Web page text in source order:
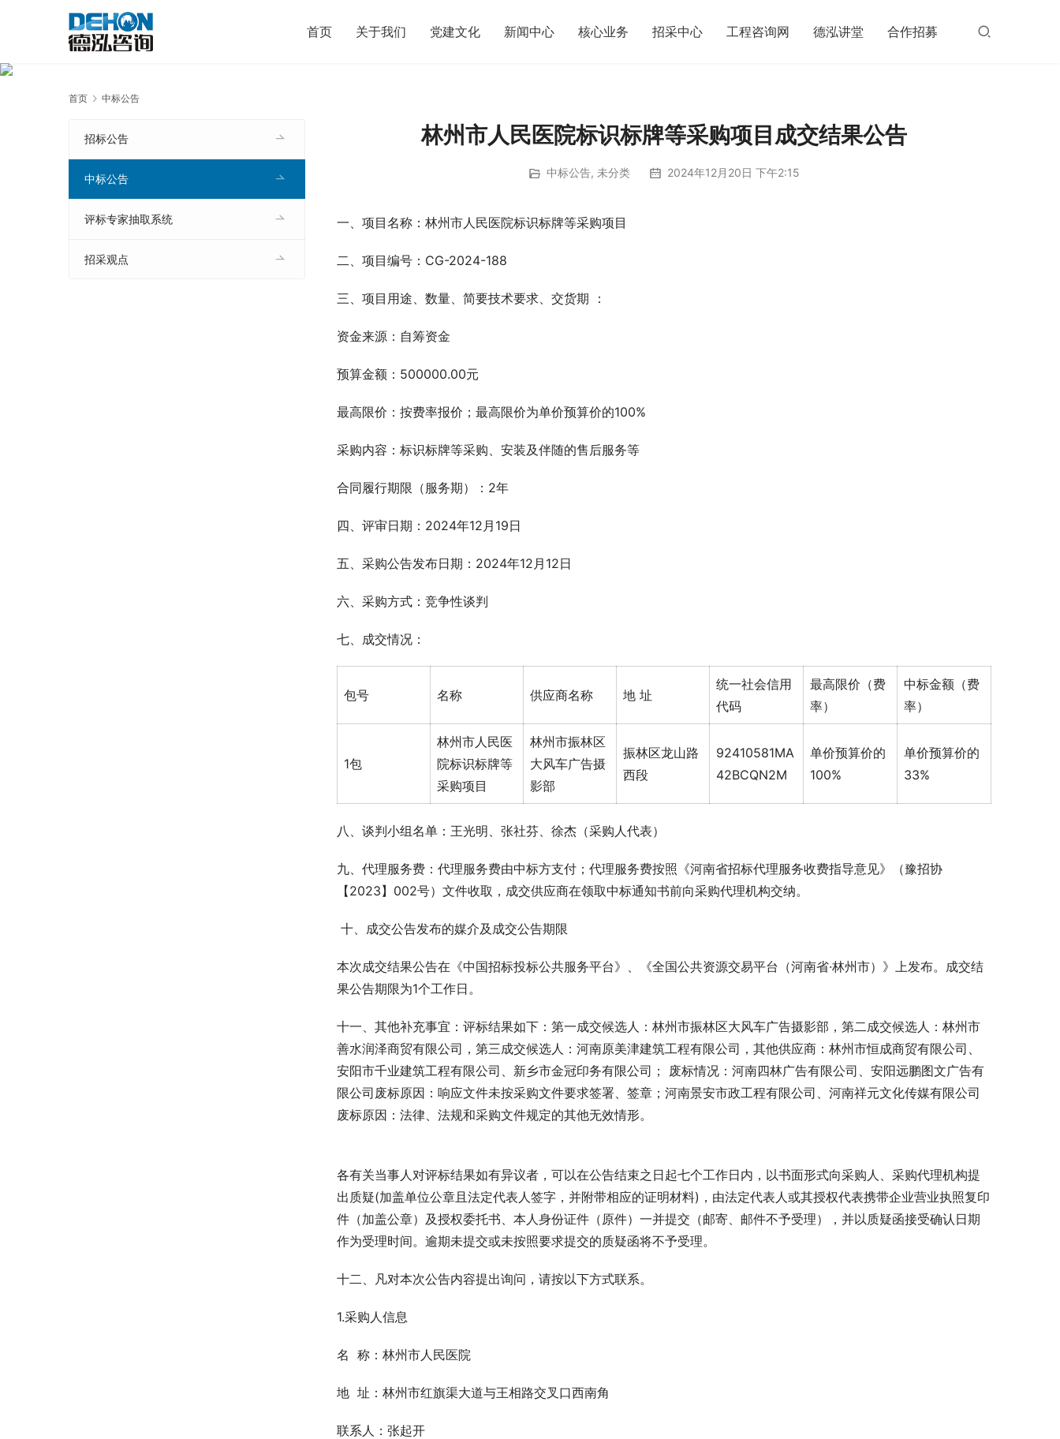
首页 关于我们 党建文化 新闻中心 核心业务 招采中心 工程咨询网 德泓讲堂 合作招募
首页 中标公告
林州市人民医院标识标牌等采购项目成交结果公告
中标公告, 未分类 2024年12月20日 下午2:15
一、项目名称：林州市人民医院标识标牌等采购项目
二、项目编号：CG-2024-188
三、项目用途、数量、简要技术要求、交货期 ：
资金来源：自筹资金
预算金额：500000.00元
最高限价：按费率报价；最高限价为单价预算价的100%
采购内容：标识标牌等采购、安装及伴随的售后服务等
合同履行期限（服务期）：2年
四、评审日期：2024年12月19日
五、采购公告发布日期：2024年12月12日
六、采购方式：竞争性谈判
七、成交情况：
包号 名称 供应商名称 地 址
统一社会信用
代码
最高限价（费
率）
中标金额（费
率）
1包
林州市人民医
院标识标牌等
采购项目
林州市振林区
大风车广告摄
影部
振林区龙山路
西段
92410581MA
42BCQN2M
单价预算价的
100%
单价预算价的
33%
八、谈判小组名单：王光明、张社芬、徐杰（采购人代表）
九、代理服务费：代理服务费由中标方支付；代理服务费按照《河南省招标代理服务收费指导意见》（豫招协
【2023】002号）文件收取，成交供应商在领取中标通知书前向采购代理机构交纳。
十、成交公告发布的媒介及成交公告期限
本次成交结果公告在《中国招标投标公共服务平台》、《全国公共资源交易平台（河南省·林州市）》上发布。成交结
果公告期限为1个工作日。
十一、其他补充事宜：评标结果如下：第一成交候选人：林州市振林区大风车广告摄影部，第二成交候选人：林州市
善水润泽商贸有限公司，第三成交候选人：河南原美津建筑工程有限公司，其他供应商：林州市恒成商贸有限公司、
安阳市千业建筑工程有限公司、新乡市金冠印务有限公司； 废标情况：河南四林广告有限公司、安阳远鹏图文广告有
限公司废标原因：响应文件未按采购文件要求签署、签章；河南景安市政工程有限公司、河南祥元文化传媒有限公司
废标原因：法律、法规和采购文件规定的其他无效情形。
各有关当事人对评标结果如有异议者，可以在公告结束之日起七个工作日内，以书面形式向采购人、采购代理机构提
出质疑(加盖单位公章且法定代表人签字，并附带相应的证明材料)，由法定代表人或其授权代表携带企业营业执照复印
件（加盖公章）及授权委托书、本人身份证件（原件）一并提交（邮寄、邮件不予受理），并以质疑函接受确认日期
作为受理时间。逾期未提交或未按照要求提交的质疑函将不予受理。
十二、凡对本次公告内容提出询问，请按以下方式联系。
1.采购人信息
名  称：林州市人民医院
地  址：林州市红旗渠大道与王相路交叉口西南角
联系人：张起开
招标公告
中标公告
评标专家抽取系统
招采观点